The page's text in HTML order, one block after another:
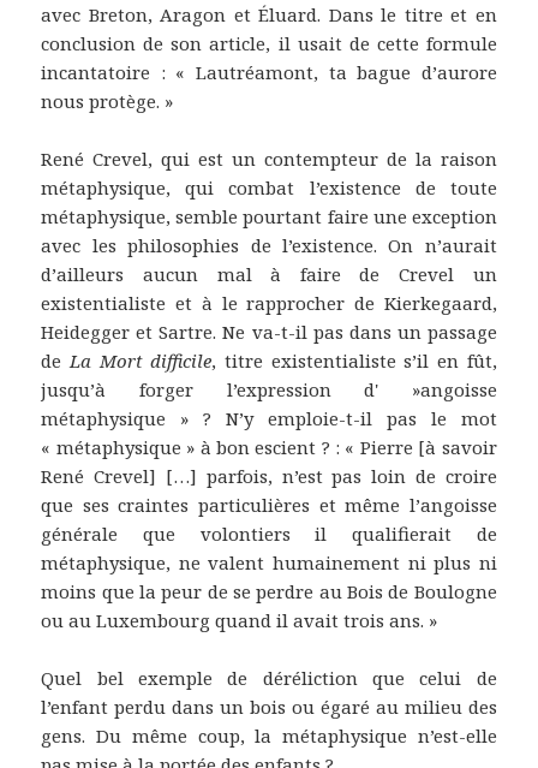
avec Breton, Aragon et Éluard. Dans le titre et en
conclusion de son article, il usait de cette formule
incantatoire : « Lautréamont, ta bague d’aurore
nous protège. »
René Crevel, qui est un contempteur de la raison
métaphysique, qui combat l’existence de toute
métaphysique, semble pourtant faire une exception
avec les philosophies de l’existence. On n’aurait
d’ailleurs aucun mal à faire de Crevel un
existentialiste et à le rapprocher de Kierkegaard,
Heidegger et Sartre. Ne va-t-il pas dans un passage
de La Mort difficile, titre existentialiste s’il en fût,
jusqu’à forger l’expression d' »angoisse
métaphysique » ? N’y emploie-t-il pas le mot
« métaphysique » à bon escient ? : « Pierre [à savoir
René Crevel] […] parfois, n’est pas loin de croire
que ses craintes particulières et même l’angoisse
générale que volontiers il qualifierait de
métaphysique, ne valent humainement ni plus ni
moins que la peur de se perdre au Bois de Boulogne
ou au Luxembourg quand il avait trois ans. »
Quel bel exemple de déréliction que celui de
l’enfant perdu dans un bois ou égaré au milieu des
gens. Du même coup, la métaphysique n’est-elle